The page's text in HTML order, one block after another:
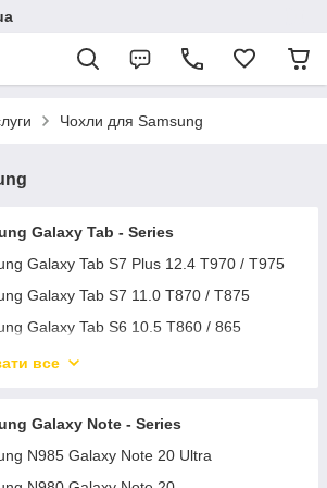
Чохли для Samsung
Galaxy Tab - Series
Galaxy Tab S7 Plus 12.4 T970 / T975
Galaxy Tab S7 11.0 T870 / T875
Galaxy Tab S6 10.5 T860 / 865
Galaxy Tab S6 Lite 10.4 P610 / P615
Galaxy Tab A 10.5 T590 / T595
Galaxy Tab A 10.1 2019 T510 / T515
все
Galaxy Note - Series
N985 Galaxy Note 20 Ultra